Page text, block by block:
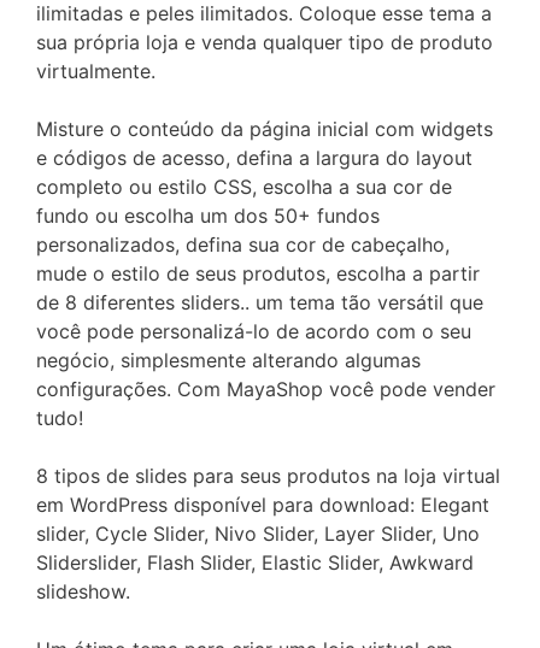
ilimitadas e peles ilimitados. Coloque esse tema a
sua própria loja e venda qualquer tipo de produto
virtualmente.
Misture o conteúdo da página inicial com widgets
e códigos de acesso, defina a largura do layout
completo ou estilo CSS, escolha a sua cor de
fundo ou escolha um dos 50+ fundos
personalizados, defina sua cor de cabeçalho,
mude o estilo de seus produtos, escolha a partir
de 8 diferentes sliders.. um tema tão versátil que
você pode personalizá-lo de acordo com o seu
negócio, simplesmente alterando algumas
configurações. Com MayaShop você pode vender
tudo!
8 tipos de slides para seus produtos na loja virtual
em WordPress disponível para download: Elegant
slider, Cycle Slider, Nivo Slider, Layer Slider, Uno
Sliderslider, Flash Slider, Elastic Slider, Awkward
slideshow.